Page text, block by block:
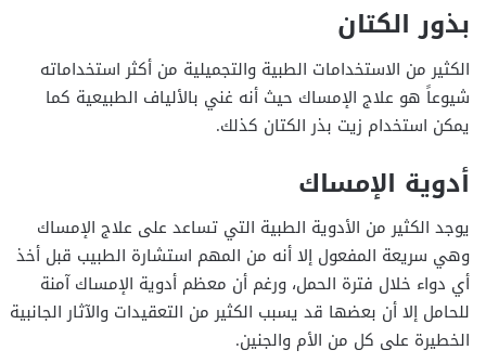
بذور الكتان
الكثير من الاستخدامات الطبية والتجميلية من أكثر استخداماته
شيوعاً هو علاج الإمساك حيث أنه غني بالألياف الطبيعية كما
يمكن استخدام زيت بذر الكتان كذلك.
أدوية الإمساك
يوجد الكثير من الأدوية الطبية التي تساعد على علاج الإمساك
وهي سريعة المفعول إلا أنه من المهم استشارة الطبيب قبل أخذ
أي دواء خلال فترة الحمل، ورغم أن معظم أدوية الإمساك آمنة
للحامل إلا أن بعضها قد يسبب الكثير من التعقيدات والآثار الجانبية
الخطيرة على كل من الأم والجنين.